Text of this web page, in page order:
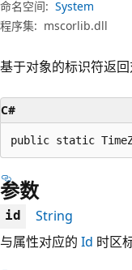
命名空间: System
程序集: mscorlib.dll
基于对象的标识符返
C#
public static
参数
id
String
与属性对应的 Id 时区